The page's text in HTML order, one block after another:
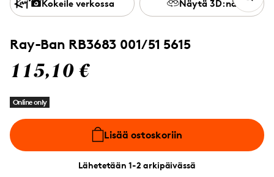
Ray-Ban RB3683 001/51 5615
115,10 €
Online only
Lisää ostoskoriin
Lähetetään 1-2 arkipäivässä
Kokeile verkossa Näytä 3D:nä